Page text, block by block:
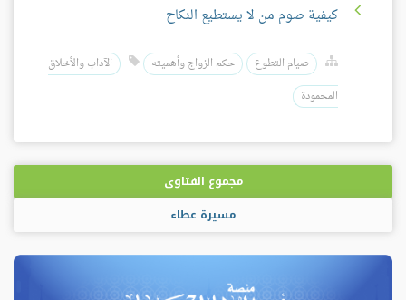
كيفية صوم من لا يستطيع النكاح
صيام التطوع حكم الزواج وأهميته
الآداب والأخلاق
المحمودة
مجموع الفتاوى
مسيرة عطاء